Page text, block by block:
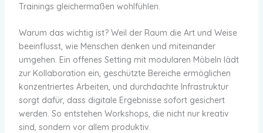
Trainings gleichermaßen wohlfühlen.
Warum das wichtig ist? Weil der Raum die Art und Weise
beeinflusst, wie Menschen denken und miteinander
umgehen. Ein offenes Setting mit modularen Möbeln lädt
zur Kollaboration ein, geschützte Bereiche ermöglichen
konzentriertes Arbeiten, und durchdachte Infrastruktur
sorgt dafür, dass digitale Ergebnisse sofort gesichert
werden. So entstehen Workshops, die nicht nur kreativ
sind, sondern vor allem produktiv.